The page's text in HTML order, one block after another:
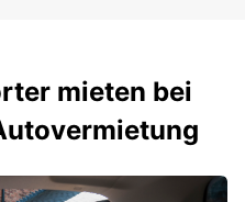
mieten bei